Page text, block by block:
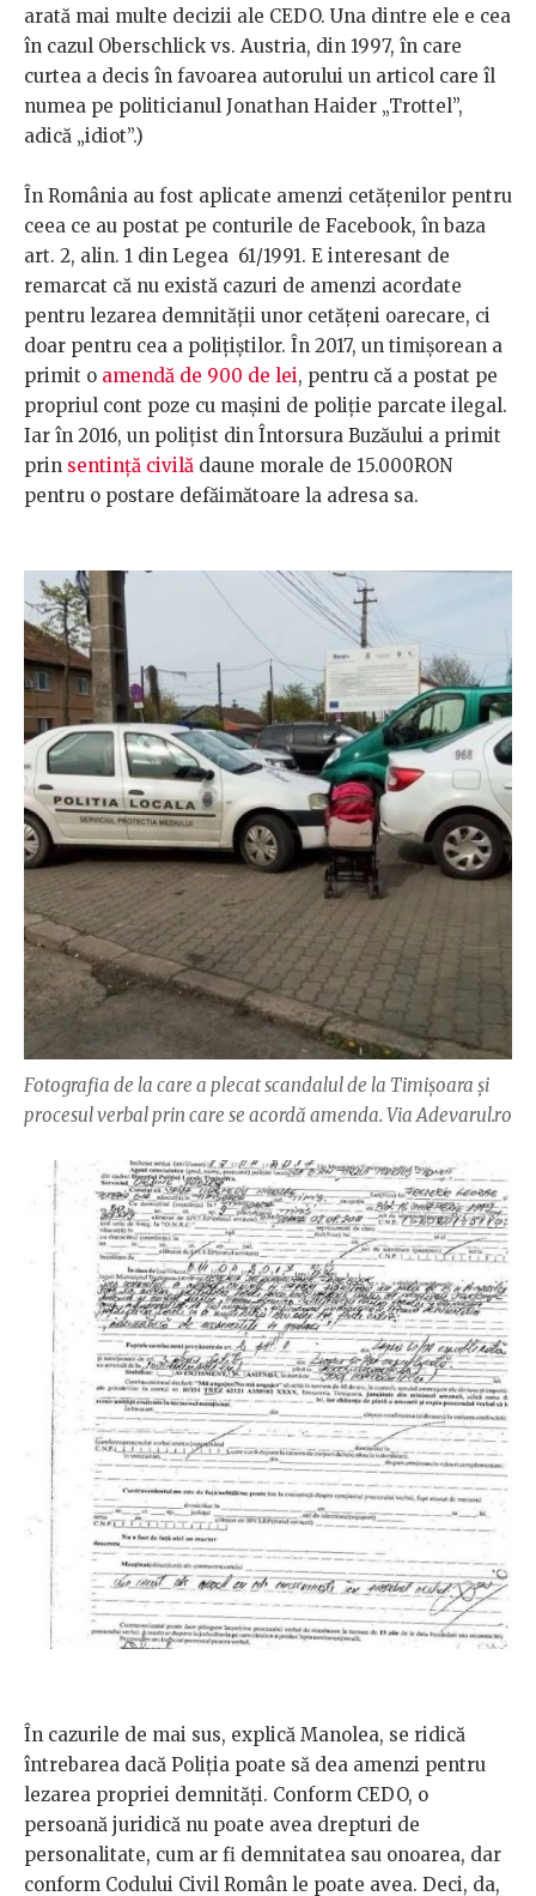
arată mai multe decizii ale CEDO. Una dintre ele e cea
în cazul Oberschlick vs. Austria, din 1997, în care
curtea a decis în favoarea autorului un articol care îl
numea pe politicianul Jonathan Haider „Trottel”,
adică „idiot”.)
În România au fost aplicate amenzi cetățenilor pentru
ceea ce au postat pe conturile de Facebook, în baza
art. 2, alin. 1 din Legea 61/1991. E interesant de
remarcat că nu există cazuri de amenzi acordate
pentru lezarea demnității unor cetățeni oarecare, ci
doar pentru cea a polițiștilor. În 2017, un timișorean a
primit o amendă de 900 de lei, pentru că a postat pe
propriul cont poze cu mașini de poliție parcate ilegal.
Iar în 2016, un polițist din Întorsura Buzăului a primit
prin sentință civilă daune morale de 15.000RON
pentru o postare defăimătoare la adresa sa.
Fotografia de la care a plecat scandalul de la Timișoara și
procesul verbal prin care se acordă amenda. Via Adevarul.ro
În cazurile de mai sus, explică Manolea, se ridică
întrebarea dacă Poliția poate să dea amenzi pentru
lezarea propriei demnități. Conform CEDO, o
persoană juridică nu poate avea drepturi de
personalitate, cum ar fi demnitatea sau onoarea, dar
conform Codului Civil Român le poate avea. Deci, da,